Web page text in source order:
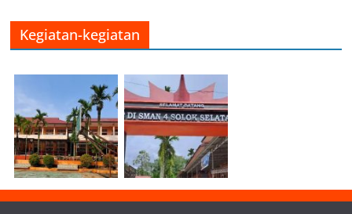
Kegiatan-kegiatan